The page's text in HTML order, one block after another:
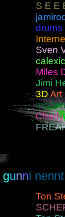
S E E
drums
Sven
Miles
Jimi
3DArt
Charly
unni
Ton